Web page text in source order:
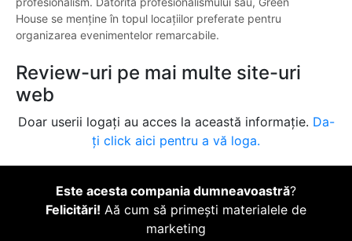
House se menține în topul locațiilor preferate pentru
organizarea evenimentelor remarcabile.
Review-uri pe mai multe site-uri
web
Doar userii logați au acces la această informație. Da-
ți click aici pentru a vă loga.
Este acesta compania dumneavoastră?
Felicitări! Aă cum să primești materialele de
marketing